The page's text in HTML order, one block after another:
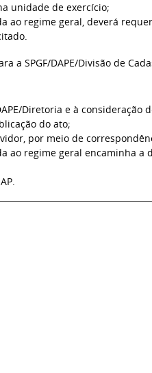
unidade de exercício;
ao regime geral, deverá
a SPGF/DAPE/Divisão de
Diretoria e à consideração
do ato;
por meio de
ao regime geral encaminha a